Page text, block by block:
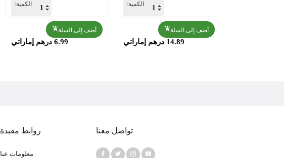
الكمية:
أضف إلى السلة
6.99 درهم إماراتي
الكمية:
أضف إلى السلة
14.89 درهم إماراتي
روابط مفيدة
معلومات عنا
تواصل معنا